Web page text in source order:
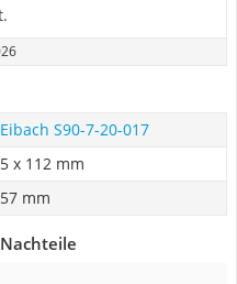
Eibach S90-7-20-017
5 x 112 mm
57 mm
Nachteile